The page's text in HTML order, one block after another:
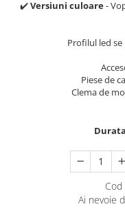
Lampi de tavan
Corpuri de Iluminat pe
Sina magnetica LED
Corpuri de Iluminat
✔️Versiuni culoare-
Profilul led
Piese de
Clema de
Cod
Ai nevoie